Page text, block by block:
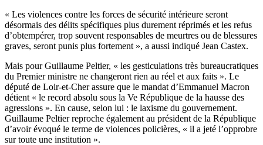
« Les violences contre les forces de sécurité intérieure seront
désormais des délits spécifiques plus durement réprimés et les refus
d’obtempérer, trop souvent responsables de meurtres ou de blessures
graves, seront punis plus fortement », a aussi indiqué Jean Castex.
Mais pour Guillaume Peltier, « les gesticulations très bureaucratiques
du Premier ministre ne changeront rien au réel et aux faits ». Le
député de Loir-et-Cher assure que le mandat d’Emmanuel Macron
détient « le record absolu sous la Ve République de la hausse des
agressions ». En cause, selon lui : le laxisme du gouvernement.
Guillaume Peltier reproche également au président de la République
d’avoir évoqué le terme de violences policières, « il a jeté l’opprobre
sur toute une institution ».